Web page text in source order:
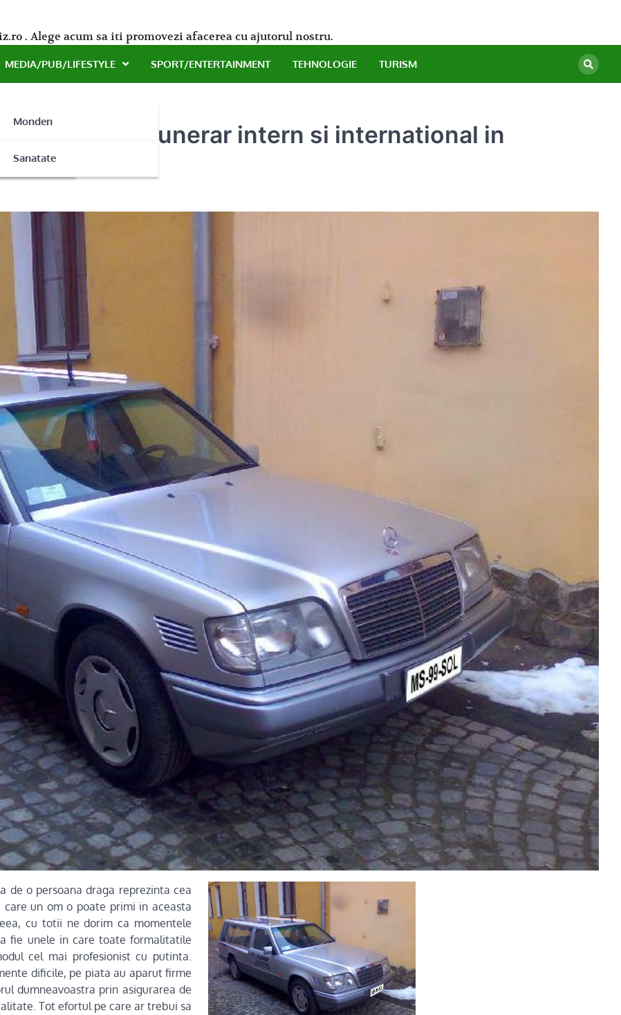
. Alege acum sa iti promovezi afacerea cu ajutorul nostru.
MEDIA/PUB/LIFESTYLE
Monden
Sanatate
SPORT/ENTERTAINMENT TEHNOLOGIE TURISM
– Transport funerar intern si international in
de o persoana draga reprezinta cea
un om o poate primi in aceasta
cu totii ne dorim ca momentele
fie unele in care toate formalitatile
cel mai profesionist cu putinta.
dificile, pe piata au aparut firme
dumneavoastra prin asigurarea de
Tot efortul pe care ar trebui sa